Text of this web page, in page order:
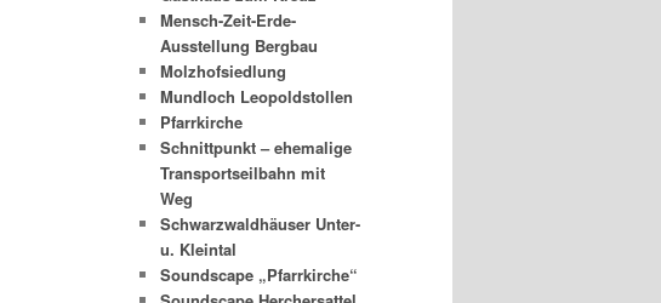
Mensch-Zeit-Erde-
Ausstellung Bergbau
Molzhofsiedlung
Mundloch Leopoldstollen
Pfarrkirche
Schnittpunkt – ehemalige
Transportseilbahn mit
Weg
Schwarzwaldhäuser Unter-
u. Kleintal
Soundscape „Pfarrkirche“